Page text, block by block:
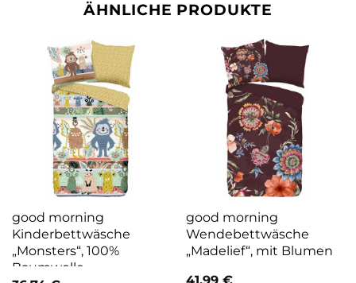
ÄHNLICHE PRODUKTE
good morning
Kinderbettwäsche
„Monsters“, 100%
Baumwolle
good morning
Wendebettwäsche
„Madelief“, mit Blumen